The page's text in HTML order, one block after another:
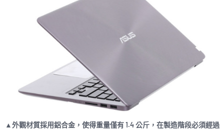
▲外觀材質採用鋁合金，使得重量僅有 1.4 公斤，在製造階段必須經過